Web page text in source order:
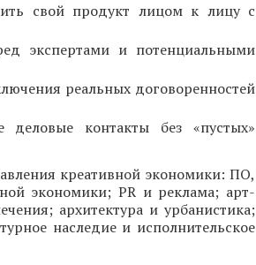
свой продукт лицом к лицу с
экспертами и потенциальными
реальных договоренностей
деловые контакты без «пустых»
креативной экономики: ПО,
экономики; PR и реклама; арт-
архитектура и урбанистика;
наследие и исполнительское